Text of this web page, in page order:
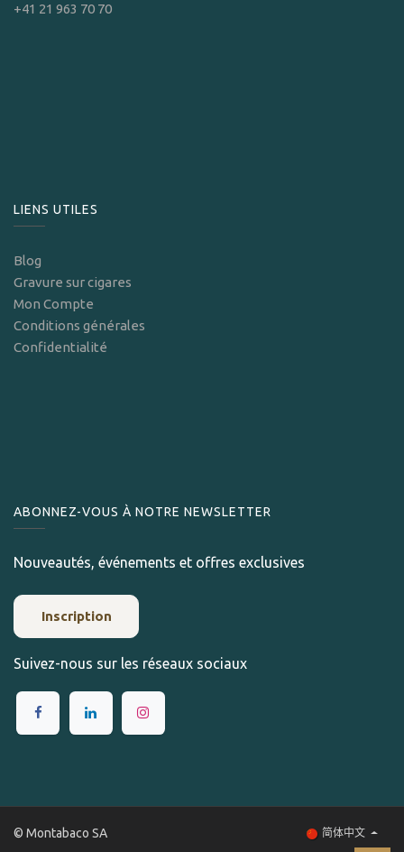
+41 21 963 70 70
LIENS UTILES
Blog
Gravure sur cigares
Mon Compte
Conditions générales
Confidentialité
ABONNEZ-VOUS À NOTRE NEWSLETTER
Nouveautés, événements et offres exclusives
Inscription
Suivez-nous sur les réseaux sociaux
© Montabaco SA 简体中文